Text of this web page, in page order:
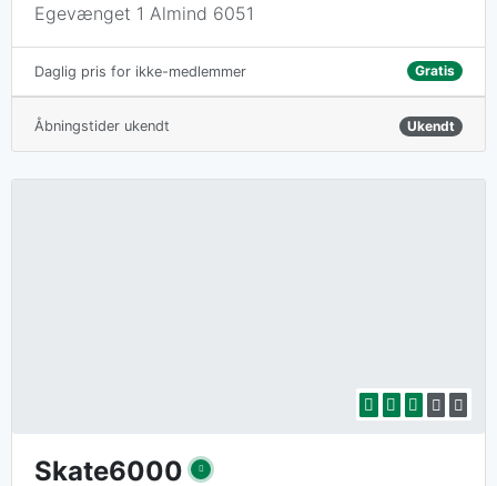
Egevænget 1 Almind 6051
Daglig pris for ikke-medlemmer Gratis
Åbningstider ukendt Ukendt
Skate6000